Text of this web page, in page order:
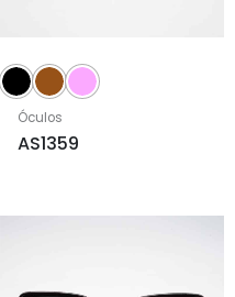
Óculos
AS1359